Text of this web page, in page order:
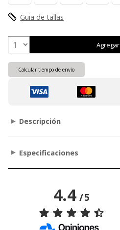
Guia de tallas
Agregar
Calcular tiempo de envío
Descripción
Especificaciones
4.4/5